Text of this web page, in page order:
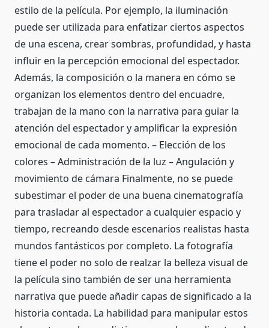
estilo de la película. Por ejemplo, la iluminación
puede ser utilizada para enfatizar ciertos aspectos
de una escena, crear sombras, profundidad, y hasta
influir en la percepción emocional del espectador.
Además, la composición o la manera en cómo se
organizan los elementos dentro del encuadre,
trabajan de la mano con la narrativa para guiar la
atención del espectador y amplificar la expresión
emocional de cada momento. – Elección de los
colores – Administración de la luz – Angulación y
movimiento de cámara Finalmente, no se puede
subestimar el poder de una buena cinematografía
para trasladar al espectador a cualquier espacio y
tiempo, recreando desde escenarios realistas hasta
mundos fantásticos por completo. La fotografía
tiene el poder no solo de realzar la belleza visual de
la película sino también de ser una herramienta
narrativa que puede añadir capas de significado a la
historia contada. La habilidad para manipular estos